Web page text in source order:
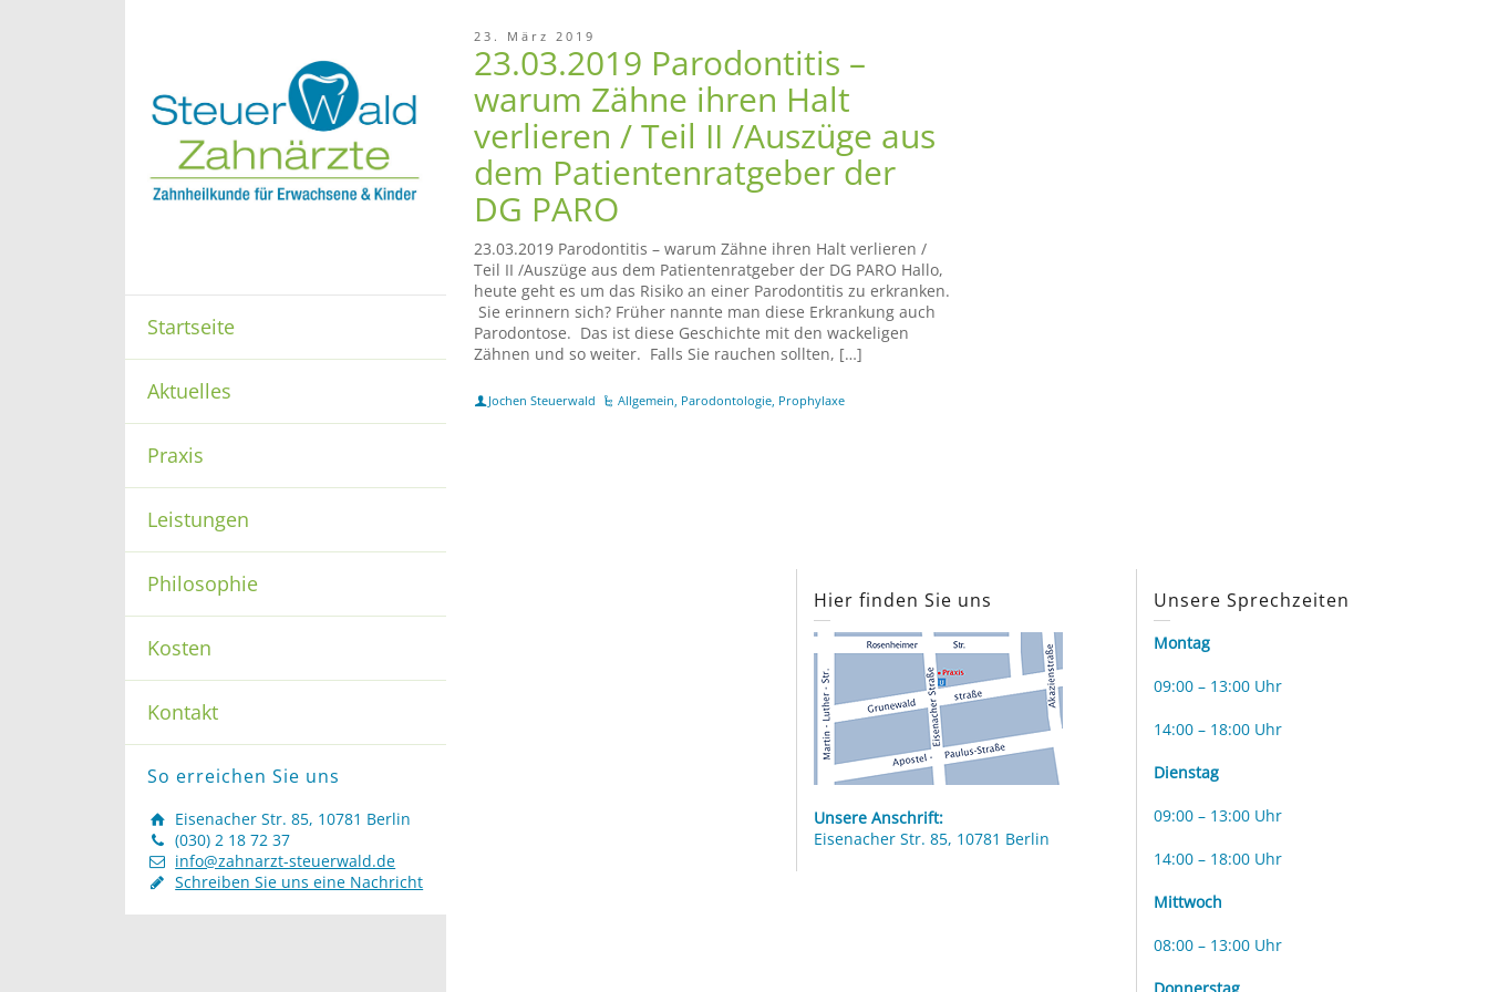
Startseite
Aktuelles
Praxis
Leistungen
Philosophie
Kosten
Kontakt
So erreichen Sie uns
Eisenacher Str. 85, 10781 Berlin
(030) 2 18 72 37
info@zahnarzt-steuerwald.de
Schreiben Sie uns eine Nachricht
23. März 2019
23.03.2019 Parodontitis –
warum Zähne ihren Halt
verlieren / Teil II /Auszüge aus
dem Patientenratgeber der
DG PARO
23.03.2019 Parodontitis – warum Zähne ihren Halt verlieren /
Teil II /Auszüge aus dem Patientenratgeber der DG PARO Hallo,
heute geht es um das Risiko an einer Parodontitis zu erkranken.
Sie erinnern sich? Früher nannte man diese Erkrankung auch
Parodontose. Das ist diese Geschichte mit den wackeligen
Zähnen und so weiter. Falls Sie rauchen sollten, […]
Jochen Steuerwald Allgemein, Parodontologie, Prophylaxe
Hier finden Sie uns
Unsere Anschrift:
Eisenacher Str. 85, 10781 Berlin
Unsere Sprechzeiten
Montag
09:00 – 13:00 Uhr
14:00 – 18:00 Uhr
Dienstag
09:00 – 13:00 Uhr
14:00 – 18:00 Uhr
Mittwoch
08:00 – 13:00 Uhr